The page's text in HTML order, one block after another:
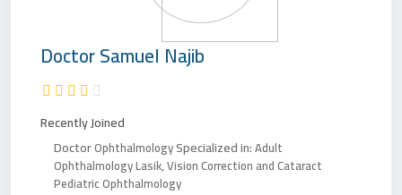
DoctorSamuel Najib
Recently Joined
DoctorOphthalmologySpecialized in:Adult
OphthalmologyLasik, Vision Correction and Cataract
Pediatric Ophthalmology